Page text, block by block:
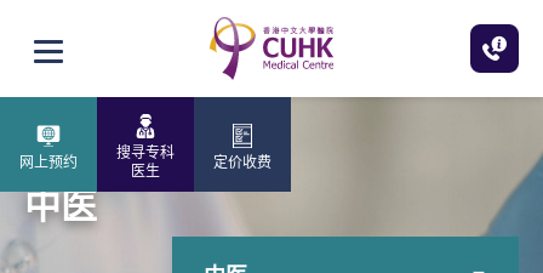
打开选单
网上预约
搜寻专科
医生
定价收费
中医